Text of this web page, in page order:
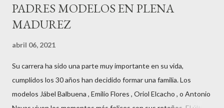
PADRES MODELOS EN PLENA
MADUREZ
abril 06, 2021
Su carrera ha sido una parte muy importante en su vida,
cumplidos los 30 años han decidido formar una familia. Los
modelos Jábel Balbuena , Emilio Flores , Oriol Elcacho , o Antonio